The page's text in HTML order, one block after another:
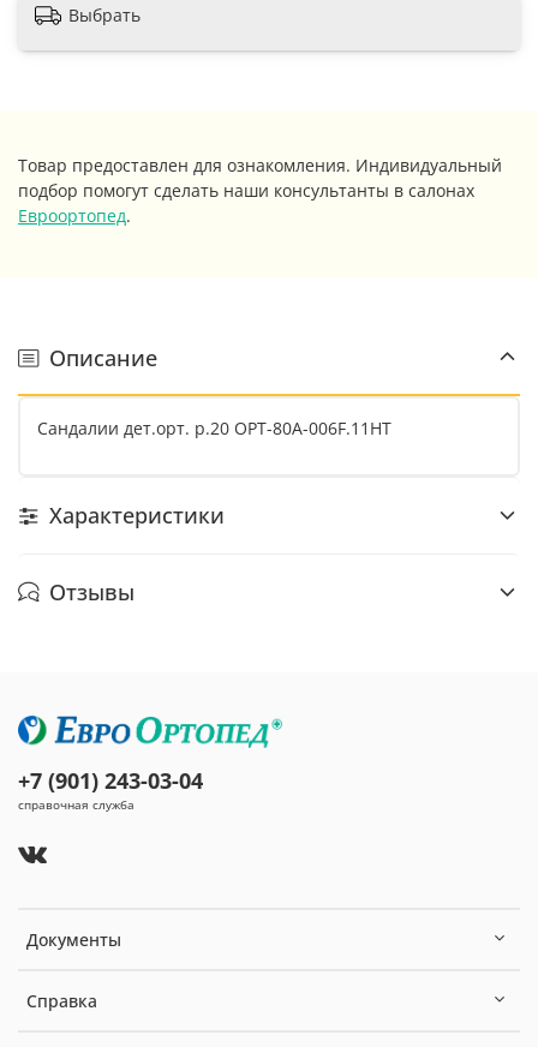
Выбрать
Товар предоставлен для ознакомления. Индивидуальный
подбор помогут сделать наши консультанты в салонах
Евроортопед.
Описание
Сандалии дет.орт. р.20 ОРТ-80А-006F.11НТ
Характеристики
Отзывы
Документы
Справка
+7 (901) 243-03-04
справочная служба